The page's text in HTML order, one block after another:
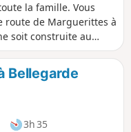
la famille. Vous
route de Marguerittes à
soit construite au
d'ailleurs passer
qui vous
d'Uzès. Profitez du
milieu de la garrigue.
plongera dans la
Bellegarde
3h 35